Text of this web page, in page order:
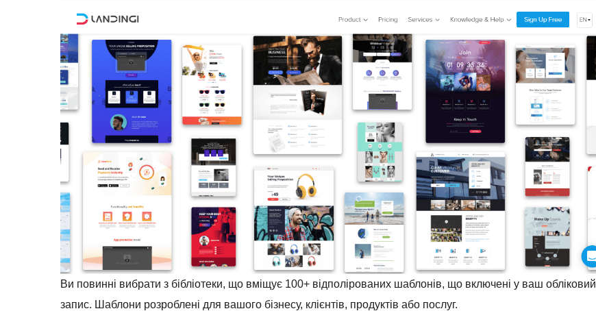
Ви повинні вибрати з бібліотеки, що вміщує 100+ відполірованих шаблонів, що включені у ваш обліковий
запис. Шаблони розроблені для вашого бізнесу, клієнтів, продуктів або послуг.